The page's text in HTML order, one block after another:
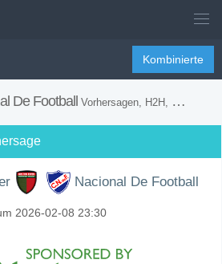
Kombinierte
De Football Vorhersagen, H2H, Wetten Tipps und Spiel Vorschau
Nacional De Football
2026-02-08 23:30